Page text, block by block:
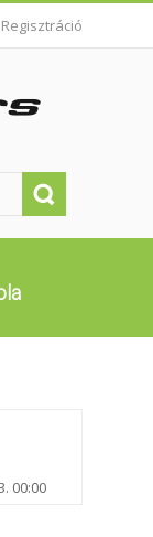
Regisztráció
00:00